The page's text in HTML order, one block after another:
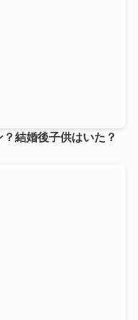
結婚後子供はいた？